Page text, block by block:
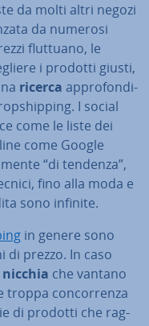
da molti altri negozi
da numerosi
fluttuano, le
i prodotti giusti,
ricerca ap­pro­fon­di­
I social
come le liste dei
come Google
“di tendenza”,
fino alla moda e
sono infinite.
in genere sono
prezzo. In caso
che vantano
troppa con­cor­ren­za
di prodotti che rag­